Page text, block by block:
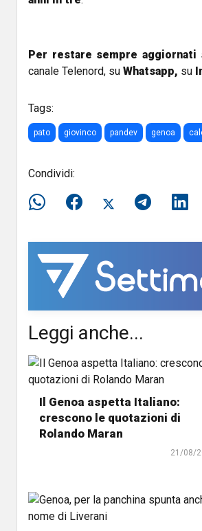
Per restare sempre aggiornati
canale Telenord, su Whatsapp, su
Tags:
pato giovinco pandev genoa
Condividi:
Leggi anche...
Il Genoa aspetta Italiano:
crescono le quotazioni di
Rolando Maran
21/08/